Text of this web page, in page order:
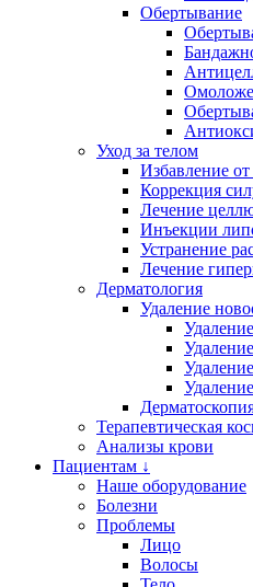
Обертывание
Уход за телом
Избавление
Коррекция
Лечение
Инъекции
Устранение
Лечение
Дерматология
Удаление
Терапевтическая
Анализы крови
Пациентам ↓
Наше оборудование
Болезни
Проблемы
Лицо
Волосы